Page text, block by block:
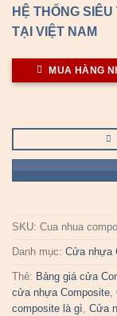
HỆ THỐNG
TẠI VIỆT NAM
MUA HÀNG
SKU: Cua nhua
Danh mục: Cửa nhựa
Thẻ: Bảng giá cửa
cửa nhựa Composite,
composite là gì, Cửa